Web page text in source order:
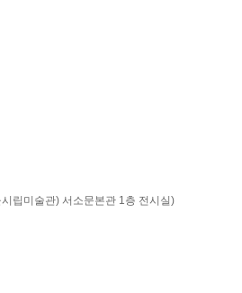
립미술관) 서소문본관 1층 전시실)